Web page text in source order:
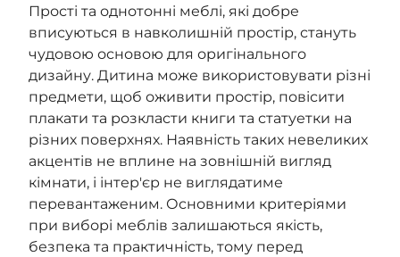
Прості та однотонні меблі, які добре
вписуються в навколишній простір, стануть
чудовою основою для оригінального
дизайну. Дитина може використовувати різні
предмети, щоб оживити простір, повісити
плакати та розкласти книги та статуетки на
різних поверхнях. Наявність таких невеликих
акцентів не вплине на зовнішній вигляд
кімнати, і інтер'єр не виглядатиме
перевантаженим. Основними критеріями
при виборі меблів залишаються якість,
безпека та практичність, тому перед